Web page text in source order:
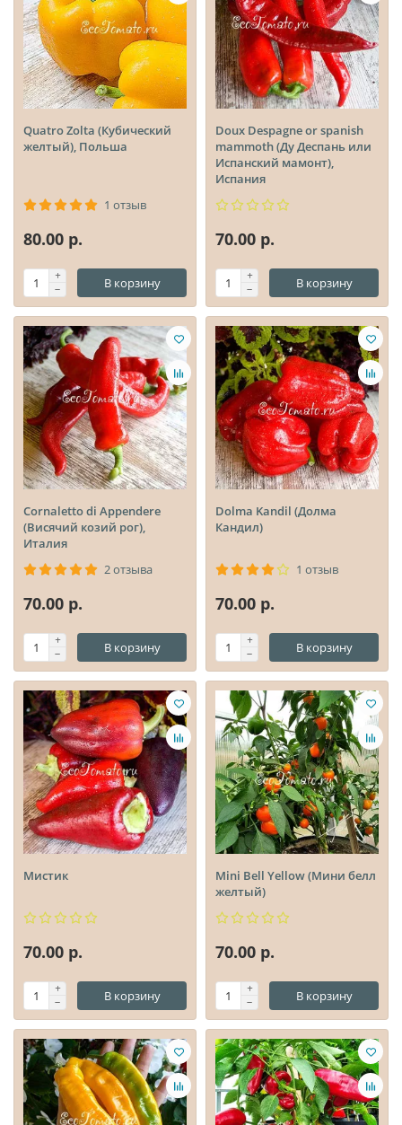
Quatro Zolta (Кубический
желтый), Польша
1 отзыв
80.00 р.
В корзину
Doux Despagne or spanish
mammoth (Ду Деспань или
Испанский мамонт),
Испания
70.00 р.
В корзину
Cornaletto di Appendere
(Висячий козий рог),
Италия
2 отзыва
70.00 р.
В корзину
Dolma Kandil (Долма
Кандил)
1 отзыв
70.00 р.
В корзину
Мистик
70.00 р.
В корзину
Mini Bell Yellow (Мини белл
желтый)
70.00 р.
В корзину